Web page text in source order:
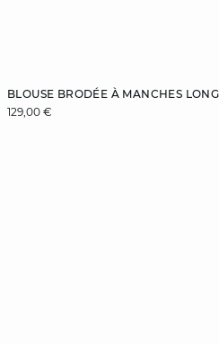
BLOUSE BRODÉE À MANCHES
129,00 €